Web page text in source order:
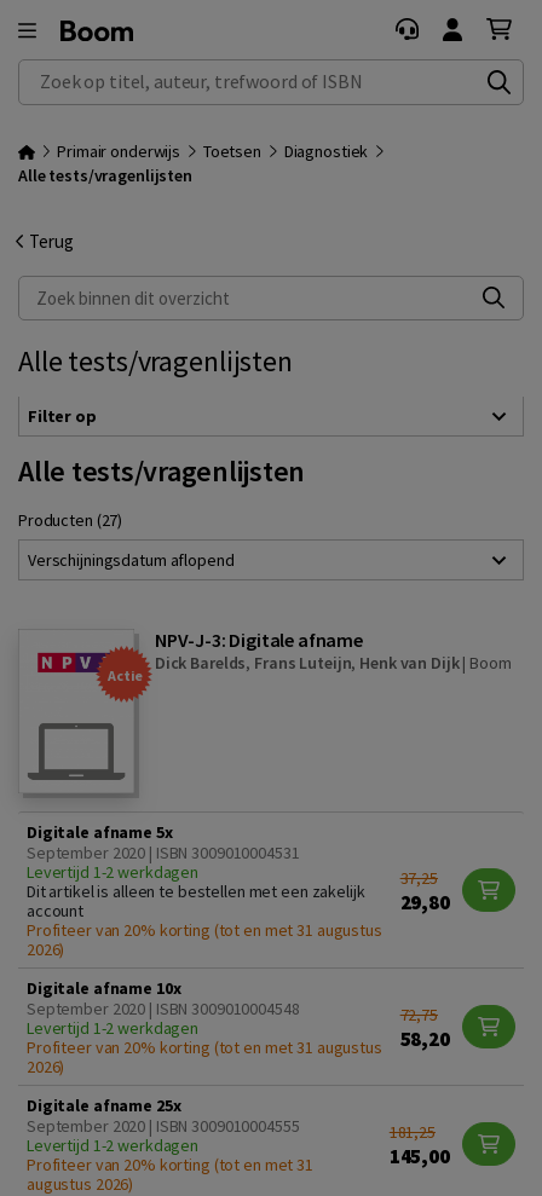
Zoek op titel, auteur, trefwoord of ISBN
Primair onderwijs Toetsen
Diagnostiek
Alle tests/vragenlijsten
Terug
Zoek binnen dit overzicht
Alle tests/vragenlijsten
Filter op
Alle tests/vragenlijsten
Producten (27)
Verschijningsdatum aflopend
Actie
NPV-J-3: Digitale afname
Dick Barelds, Frans Luteijn, Henk van Dijk| Boom
Digitale afname 5x
September 2020 | ISBN 3009010004531
Levertijd 1-2 werkdagen
Dit artikel is alleen te bestellen met een zakelijk
account
Profiteer van 20% korting (tot en met 31 augustus
2026)
37,25
29,80
Digitale afname 10x
September 2020 | ISBN 3009010004548
Levertijd 1-2 werkdagen
Profiteer van 20% korting (tot en met 31 augustus
2026)
72,75
58,20
Digitale afname 25x
September 2020 | ISBN 3009010004555
Levertijd 1-2 werkdagen
Profiteer van 20% korting (tot en met 31
augustus 2026)
181,25
145,00